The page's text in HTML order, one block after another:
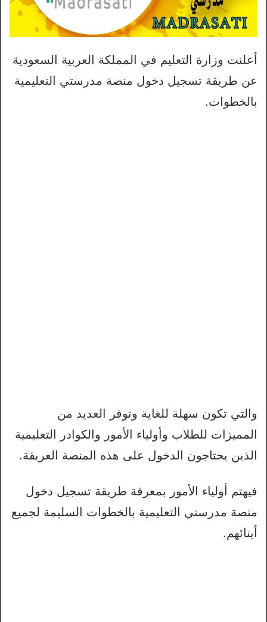
أعلنت وزارة التعليم في المملكة العربية السعودية
عن طريقة تسجيل دخول منصة مدرستي التعليمية
بالخطوات.
والتي تكون سهلة للغاية وتوفر العديد من
المميزات للطلاب وأولياء الأمور والكوادر التعليمية
الذين يحتاجون الدخول على هذه المنصة العريقة.
فيهتم أولياء الأمور بمعرفة طريقة تسجيل دخول
منصة مدرستي التعليمية بالخطوات السليمة لجميع
أبنائهم.